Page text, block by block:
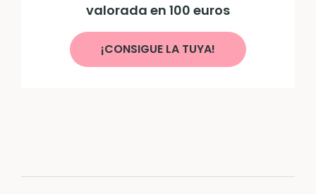
valorada en 100 euros
¡CONSIGUE LA TUYA!